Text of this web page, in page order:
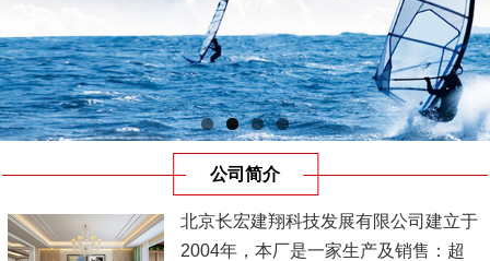
公司简介
北京长宏建翔科技发展有限公司建立于
2004年，本厂是一家生产及销售：超